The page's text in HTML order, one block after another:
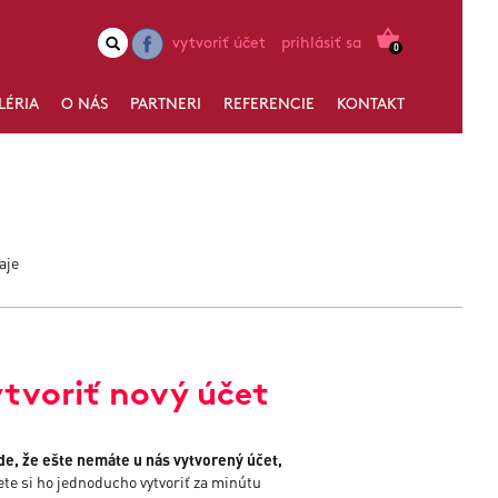
0
vytvoriť účet prihlásiť sa
O NÁS PARTNERI REFERENCIE KONTAKT
nový účet
že ešte nemáte u nás vytvorený účet,
si ho jednoducho vytvoriť za minútu